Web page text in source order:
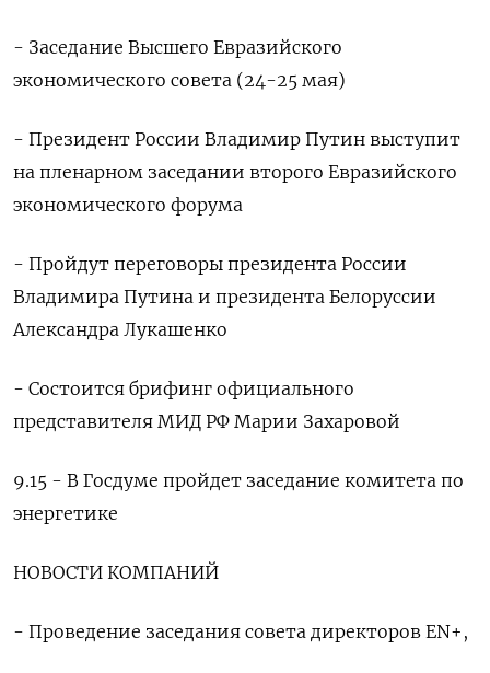
- Заседание Высшего Евразийского
экономического совета (24-25 мая)
- Президент России Владимир Путин выступит
на пленарном заседании второго Евразийского
экономического форума
- Пройдут переговоры президента России
Владимира Путина и президента Белоруссии
Александра Лукашенко
- Состоится брифинг официального
представителя МИД РФ Марии Захаровой
9.15 - В Госдуме пройдет заседание комитета по
энергетике
НОВОСТИ КОМПАНИЙ
- Проведение заседания совета директоров EN+,